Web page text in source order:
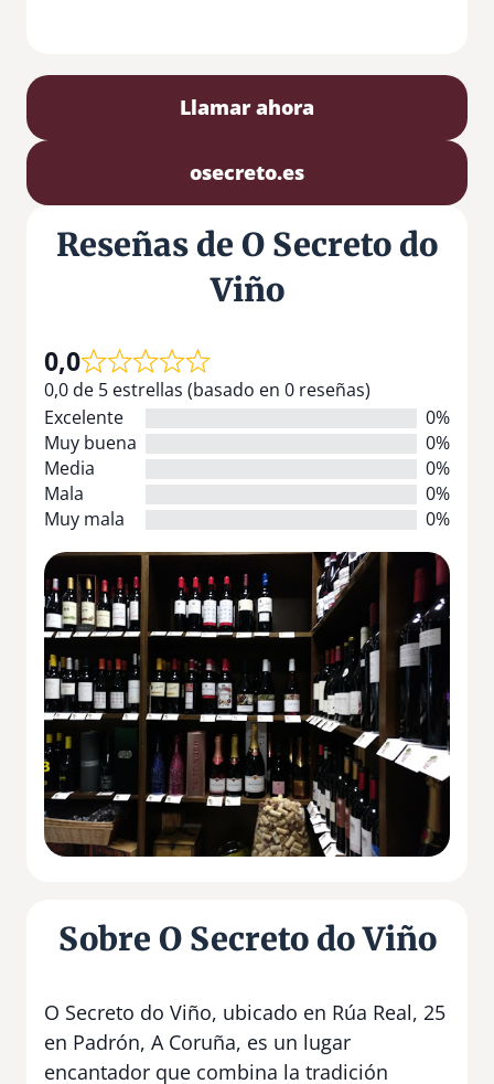
Llamar ahora
osecreto.es
Reseñas de O Secreto do
Viño
0,0
0,0 de 5 estrellas (basado en 0 reseñas)
Excelente
0%
Muy buena
0%
Media
0%
Mala
0%
Muy mala
0%
Sobre O Secreto do Viño
O Secreto do Viño, ubicado en Rúa Real, 25
en Padrón, A Coruña, es un lugar
encantador que combina la tradición